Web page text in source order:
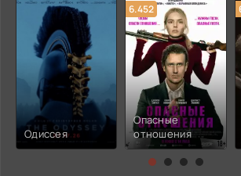
Одиссея
6.452
Опасные
отношения